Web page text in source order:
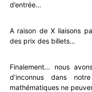
d’entrée…
A raison de X liaisons
des prix des billets…
Finalement… nous
d’inconnus dans
mathématiques ne